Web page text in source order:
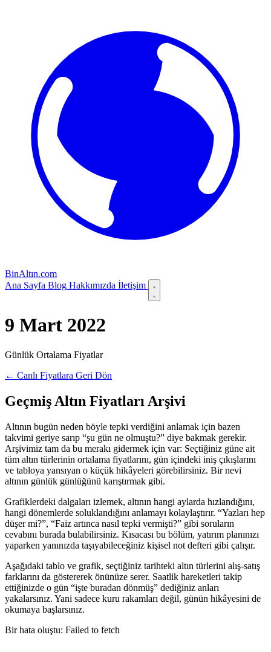
BinAltın.com
Ana Sayfa Blog Hakkımızda İletişim
9 Mart 2022
Günlük Ortalama Fiyatlar
← Canlı Fiyatlara Geri Dön
Geçmiş Altın Fiyatları Arşivi
Altının bugün neden böyle tepki verdiğini anlamak için bazen
takvimi geriye sarıp “şu gün ne olmuştu?” diye bakmak gerekir.
Arşivimiz tam da bu merakı gidermek için var: Seçtiğiniz güne ait
tüm altın türlerinin ortalama fiyatlarını, gün içindeki iniş çıkışlarını
ve tabloya yansıyan o küçük hikâyeleri görebilirsiniz. Bir nevi
altının günlük günlüğünü karıştırmak gibi.
Grafiklerdeki dalgaları izlemek, altının hangi aylarda hızlandığını,
hangi dönemlerde soluklandığını anlamayı kolaylaştırır. “Yazları hep
düşer mi?”, “Faiz artınca nasıl tepki vermişti?” gibi soruların
cevabını burada bulabilirsiniz. Kısacası bu bölüm, yatırım planınızı
yaparken yanınızda taşıyabileceğiniz kişisel not defteri gibi çalışır.
Aşağıdaki tablo ve grafik, seçtiğiniz tarihteki altın türlerini alış-satış
farklarını da göstererek önünüze serer. Saatlik hareketleri takip
ettiğinizde o gün “işte buradan dönmüş” dediğiniz anları
yakalarsınız. Yani sadece kuru rakamları değil, günün hikâyesini de
okumaya başlarsınız.
Bir hata oluştu: Failed to fetch